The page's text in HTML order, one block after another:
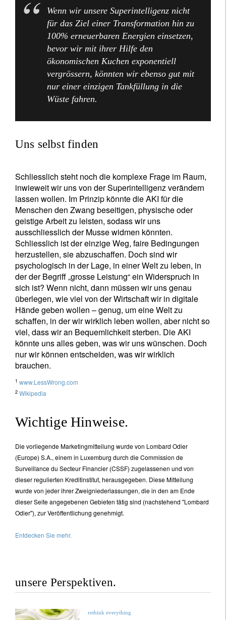
Wenn wir unsere Superintelligenz nicht
für das Ziel einer Transformation hin zu
100% erneuerbaren Energien einsetzen,
bevor wir mit ihrer Hilfe den
ökonomischen Kuchen exponentiell
vergrössern, könnten wir ebenso gut mit
nur einer einzigen Tankfüllung in die
Wüste fahren.
Uns selbst finden
Schliesslich steht noch die komplexe Frage im Raum,
inwieweit wir uns von der Superintelligenz verändern
lassen wollen. Im Prinzip könnte die AKI für die
Menschen den Zwang beseitigen, physische oder
geistige Arbeit zu leisten, sodass wir uns
ausschliesslich der Musse widmen könnten.
Schliesslich ist der einzige Weg, faire Bedingungen
herzustellen, sie abzuschaffen. Doch sind wir
psychologisch in der Lage, in einer Welt zu leben, in
der der Begriff „grosse Leistung“ ein Widerspruch in
sich ist? Wenn nicht, dann müssen wir uns genau
überlegen, wie viel von der Wirtschaft wir in digitale
Hände geben wollen – genug, um eine Welt zu
schaffen, in der wir wirklich leben wollen, aber nicht so
viel, dass wir an Bequemlichkeit sterben. Die AKI
könnte uns alles geben, was wir uns wünschen. Doch
nur wir können entscheiden, was wir wirklich
brauchen.
1 www.LessWrong.com
2 Wikipedia
Wichtige Hinweise.
Die vorliegende Marketingmitteilung wurde von Lombard Odier
(Europe) S.A., einem in Luxemburg durch die Commission de
Surveillance du Secteur Financier (CSSF) zugelassenen und von
dieser regulierten Kreditinstitut, herausgegeben. Diese Mitteilung
wurde von jeder ihrer Zweigniederlassungen, die in den am Ende
dieser Seite angegebenen Gebieten tätig sind (nachstehend "Lombard
Odier"), zur Veröffentlichung genehmigt.
Entdecken Sie mehr.
unsere Perspektiven.
rethink everything